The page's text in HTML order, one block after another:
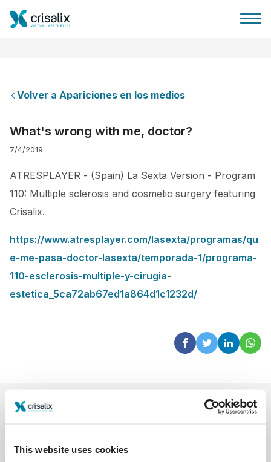
This website uses cookies
Plataforma 3D de negocio
Planes y Precios
Volver a Apariciones en los medios
What's wrong with me, doctor?
7/4/2019
ATRESPLAYER - (Spain) La Sexta Version - Program
110: Multiple sclerosis and cosmetic surgery featuring
Crisalix.
https://www.atresplayer.com/lasexta/programas/qu
e-me-pasa-doctor-lasexta/temporada-1/programa-
110-esclerosis-multiple-y-cirugia-
estetica_5ca72ab67ed1a864d1c1232d/